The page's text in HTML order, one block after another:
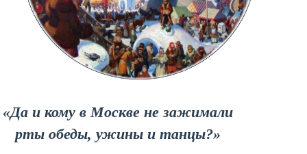
«Да и кому в Москве не зажимали
рты обеды, ужины и танцы?»